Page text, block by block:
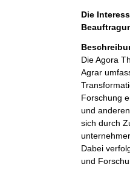
Die
Die Agora
Agrar
Forschung
und
sich durch
Dabei
und